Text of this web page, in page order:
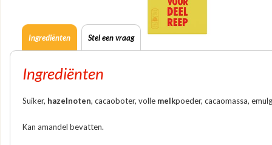
Ingrediënten Stel een vraag
Ingrediënten
Suiker, hazelnoten, cacaoboter, volle melkpoeder, cacaomassa,
Kan amandel bevatten.